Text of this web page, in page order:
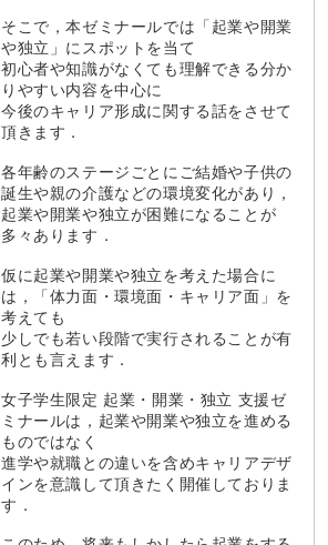
そこで，本ゼミナールでは「起業や開業
や独立」にスポットを当て
初心者や知識がなくても理解できる分か
りやすい内容を中心に
今後のキャリア形成に関する話をさせて
頂きます．
各年齢のステージごとにご結婚や子供の
誕生や親の介護などの環境変化があり，
起業や開業や独立が困難になることが
多々あります．
仮に起業や開業や独立を考えた場合に
は，「体力面・環境面・キャリア面」を
考えても
少しでも若い段階で実行されることが有
利とも言えます．
女子学生限定 起業・開業・独立 支援ゼ
ミナールは，起業や開業や独立を進める
ものではなく
進学や就職との違いを含めキャリアデザ
インを意識して頂きたく開催しておりま
す．